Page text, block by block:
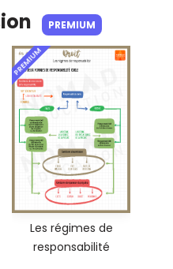
PREMIUM
PREMIUM
Les régimes de
responsabilité